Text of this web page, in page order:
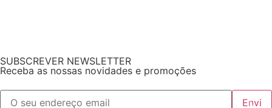
SUBSCREVER NEWSLETTER
Receba as nossas novidades e promoções